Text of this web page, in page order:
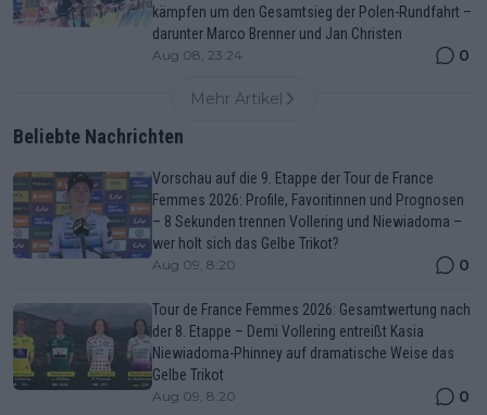
kämpfen um den Gesamtsieg der Polen-Rundfahrt –
darunter Marco Brenner und Jan Christen
Aug 08, 23:24 0
Mehr Artikel
Beliebte Nachrichten
Vorschau auf die 9. Etappe der Tour de France
Femmes 2026: Profile, Favoritinnen und Prognosen
– 8 Sekunden trennen Vollering und Niewiadoma –
wer holt sich das Gelbe Trikot?
Aug 09, 8:20 0
Tour de France Femmes 2026: Gesamtwertung nach
der 8. Etappe – Demi Vollering entreißt Kasia
Niewiadoma-Phinney auf dramatische Weise das
Gelbe Trikot
Aug 09, 8:20 0